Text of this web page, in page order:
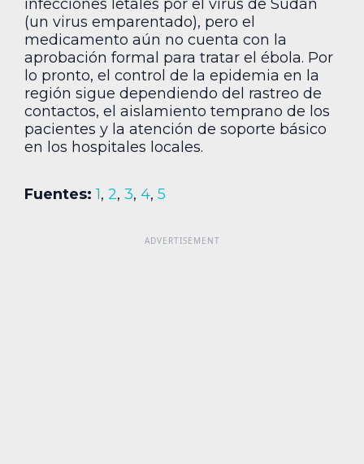
infecciones letales por el virus de Sudán
(un virus emparentado), pero el
medicamento aún no cuenta con la
aprobación formal para tratar el ébola. Por
lo pronto, el control de la epidemia en la
región sigue dependiendo del rastreo de
contactos, el aislamiento temprano de los
pacientes y la atención de soporte básico
en los hospitales locales.
Fuentes: 1, 2, 3, 4, 5